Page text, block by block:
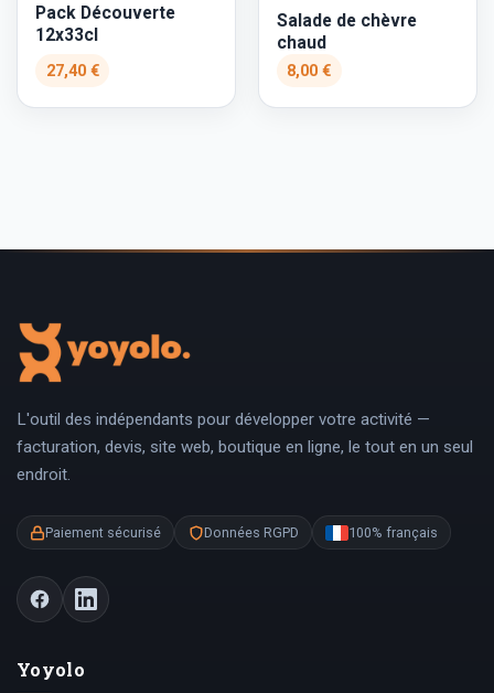
Pack Découverte
12x33cl
27,40 €
Salade de chèvre
chaud
8,00 €
L'outil des indépendants pour développer votre activité —
facturation, devis, site web, boutique en ligne, le tout en un seul
endroit.
Paiement sécurisé Données RGPD 100% français
Yoyolo